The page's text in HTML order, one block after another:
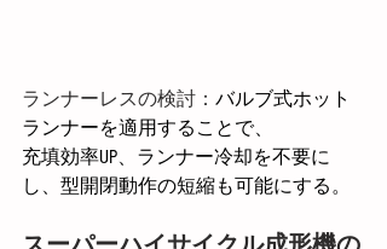
ランナーレスの検討： バルブ式ホット
ランナーを適用することで、
充填効率UP、ランナー冷却を不要に
し、型開閉動作の短縮も可能にする。